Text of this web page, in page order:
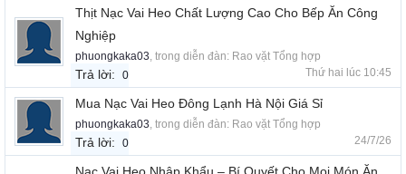
Thịt Nạc Vai Heo Chất Lượng Cao Cho Bếp Ăn Công
Nghiệp
phuongkaka03 , trong diễn đàn: Rao vặt Tổng hợp
Trả lời: 0 Thứ hai lúc 10:45
Mua Nạc Vai Heo Đông Lạnh Hà Nội Giá Sỉ
phuongkaka03 , trong diễn đàn: Rao vặt Tổng hợp
Trả lời: 0 24/7/26
Nạc Vai Heo Nhập Khẩu – Bí Quyết Cho Mọi Món Ăn